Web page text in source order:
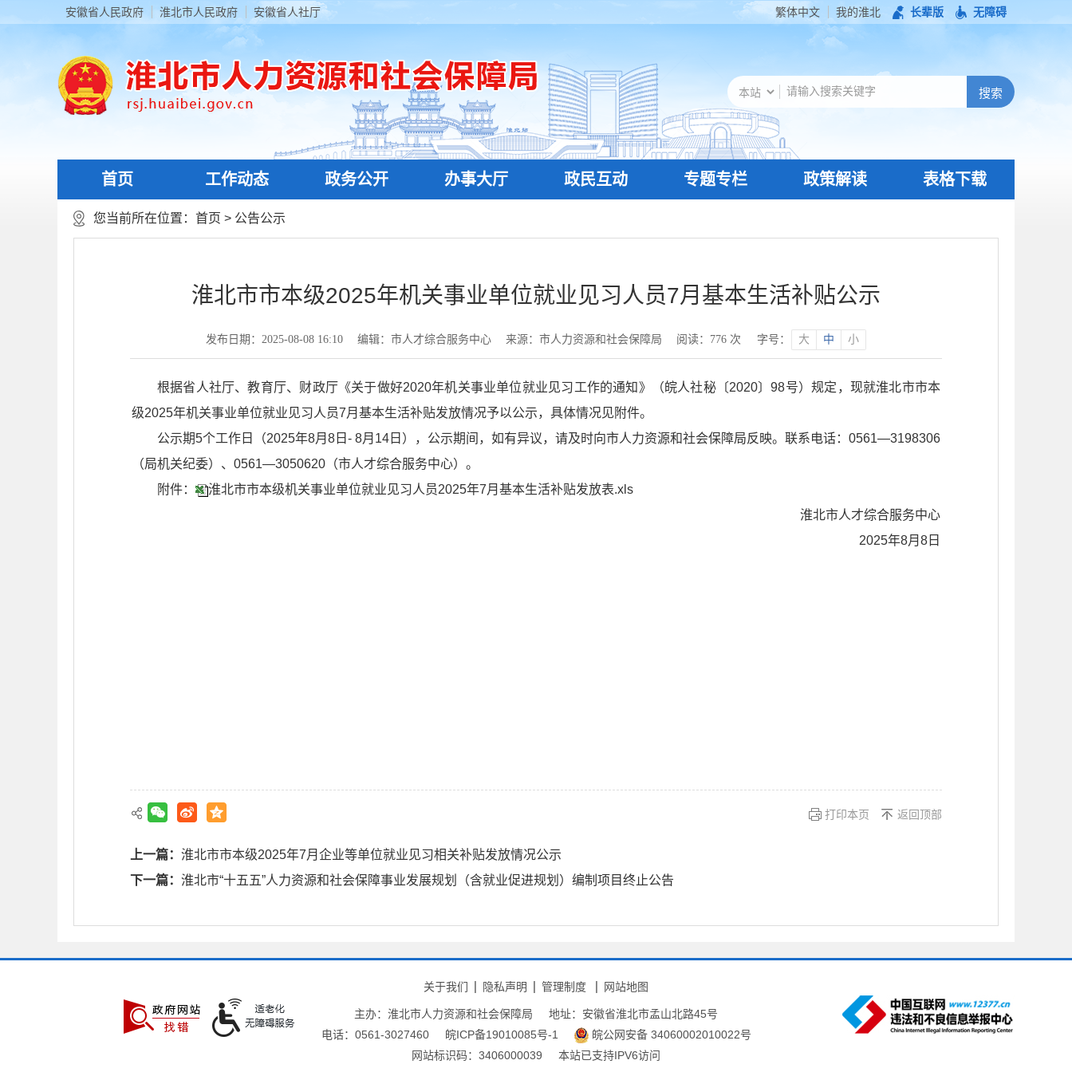
安徽省人民政府 淮北市人民政府 安徽省人社厅 繁体中文 我的淮北 长辈版 无障碍
首页 工作动态 政务公开 办事大厅 政民互动 专题专栏 政策解读 表格下载
您当前所在位置： 首页 > 公告公示
淮北市市本级2025年机关事业单位就业见习人员7月基本生活补贴公示
发布日期：2025-08-08 16:10 编辑：市人才综合服务中心 来源：市人力资源和社会保障局 阅读： 776 次 字号： 大 中 小
根据省人社厅、教育厅、财政厅《关于做好2020年机关事业单位就业见习工作的通知》（皖人社秘〔2020〕98号）规定，现就淮北市市本
级2025年机关事业单位就业见习人员7月基本生活补贴发放情况予以公示，具体情况见附件。
公示期5个工作日（2025年8月8日- 8月14日），公示期间，如有异议，请及时向市人力资源和社会保障局反映。联系电话：0561—3198306
（局机关纪委）、0561—3050620（市人才综合服务中心）。
附件：
淮北市市本级机关事业单位就业见习人员2025年7月基本生活补贴发放表.xls
淮北市人才综合服务中心
2025年8月8日
打印本页 返回顶部
上一篇： 淮北市市本级2025年7月企业等单位就业见习相关补贴发放情况公示
下一篇： 淮北市“十五五”人力资源和社会保障事业发展规划（含就业促进规划）编制项目终止公告
关于我们 隐私声明 管理制度 网站地图
主办：淮北市人力资源和社会保障局
地址：安徽省淮北市孟山北路45号
电话：0561-3027460
皖ICP备19010085号-1
皖公网安备 34060002010022号
网站标识码：3406000039
本站已支持IPV6访问